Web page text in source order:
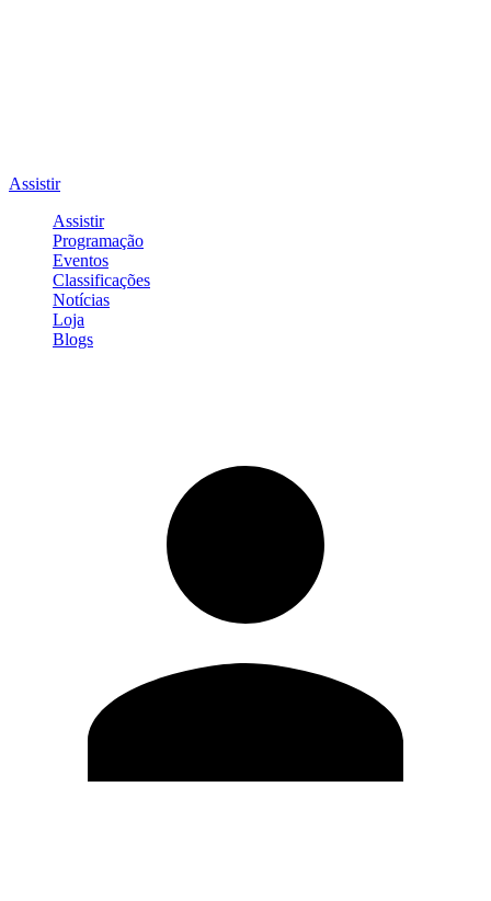
Assistir
Assistir
Programação
Eventos
Classificações
Notícias
Loja
Blogs